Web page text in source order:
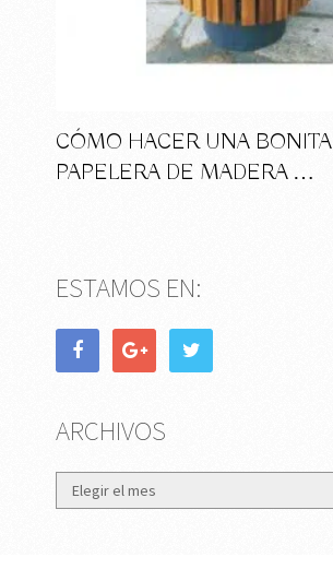
CÓMO HACER UNA BONITA
PAPELERA DE MADERA …
ESTAMOS EN:
ARCHIVOS
Archivos